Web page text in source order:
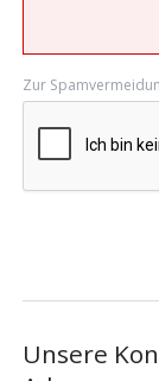
Pflichtfeld
Zur
Unsere